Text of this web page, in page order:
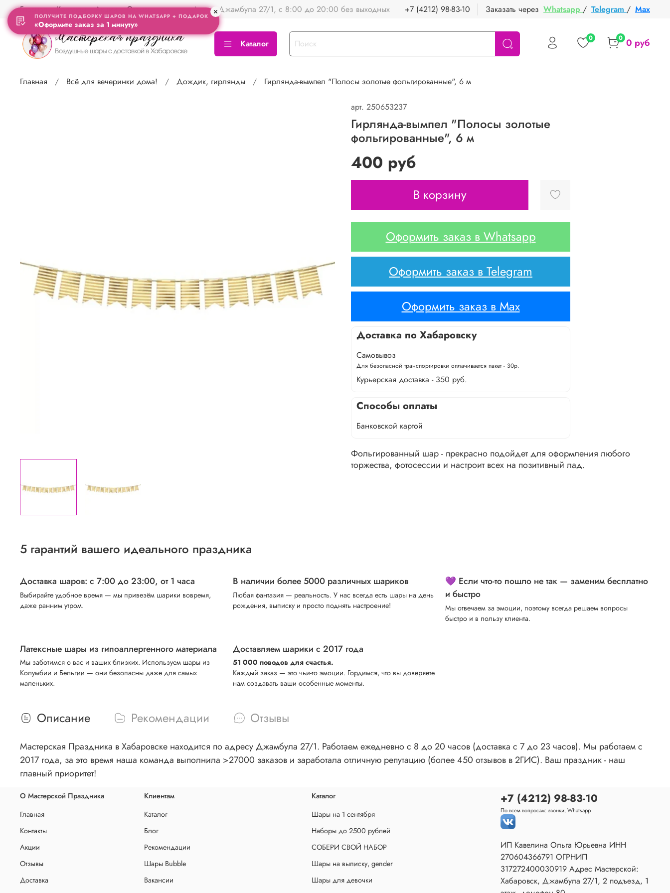
Главная Контакты Акции Отзывы Адрес Джамбула 27/1, с 8:00 до 20:00 без выходных +7 (4212) 98-83-10 Заказать через Whatsapp / Telegram / Max
Каталог 0 0 0 руб
Главная Всё для вечеринки дома! Дождик, гирлянды Гирлянда-вымпел "Полосы золотые фольгированные", 6 м
арт. 250653237
Гирлянда-вымпел "Полосы золотые
фольгированные", 6 м
400 руб
В корзину
Оформить заказ в Whatsapp
Оформить заказ в Telegram
Оформить заказ в Max
Доставка по Хабаровску
Самовывоз
Для безопасной транспортировки оплачивается пакет - 30р.
Курьерская доставка - 350 руб.
Способы оплаты
Банковской картой
Фольгированный шар - прекрасно подойдет для оформления любого
торжества, фотосессии и настроит всех на позитивный лад.
5 гарантий вашего идеального праздника
Доставка шаров: с 7:00 до 23:00, от 1 часа
Выбирайте удобное время — мы привезём шарики вовремя,
даже ранним утром.
В наличии более 5000 различных шариков
Любая фантазия — реальность. У нас всегда есть шары на день
рождения, выписку и просто поднять настроение!
💜 Если что-то пошло не так — заменим бесплатно
и быстро
Мы отвечаем за эмоции, поэтому всегда решаем вопросы
быстро и в пользу клиента.
Латексные шары из гипоаллергенного материала
Мы заботимся о вас и ваших близких. Используем шары из
Колумбии и Бельгии — они безопасны даже для самых
маленьких.
Доставляем шарики с 2017 года
51 000 поводов для счастья.
Каждый заказ — это чьи-то эмоции. Гордимся, что вы доверяете
нам создавать ваши особенные моменты.
Описание Рекомендации Отзывы
Мастерская Праздника в Хабаровске находится по адресу Джамбула 27/1. Работаем ежедневно с 8 до 20 часов (доставка с 7 до 23 часов). Мы работаем с
2017 года, за это время наша команда выполнила >27000 заказов и заработала отличную репутацию (более 450 отзывов в 2ГИС). Ваш праздник - наш
главный приоритет!
О Мастерской Праздника
Главная
Контакты
Акции
Отзывы
Доставка
Клиентам
Каталог
Блог
Рекомендации
Шары Bubble
Вакансии
Каталог
Шары на 1 сентября
Наборы до 2500 рублей
СОБЕРИ СВОЙ НАБОР
Шары на выписку, gender
Шары для девочки
+7 (4212) 98-83-10
По всем вопросам: звонки, Whatsapp
ИП Кавелина Ольга Юрьевна ИНН
270604366791 ОГРНИП
317272400030919 Адрес Мастерской:
Хабаровск, Джамбула 27/1, 2 подъезд, 1
ПОЛУЧИТЕ ПОДБОРКУ ШАРОВ НА WHATSAPP + ПОДАРОК
«Оформите заказ за 1 минуту»